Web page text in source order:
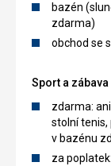
bazén
zdarma)
obchod se
Sport a zábava
zdarma:
stolní tenis,
v bazénu
za